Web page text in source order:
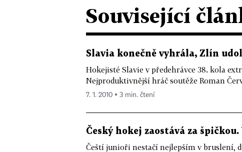
Související
Slavia konečně vyhrála, Zlín
Hokejisté Slavie v předehrávce 38. kola
Nejproduktivnější hráč soutěže Roman
7. 1. 2010 ▪ 3 min. čtení
Český hokej zaostává za špičkou.
Čeští junioři nestačí nejlepším v bruslení,